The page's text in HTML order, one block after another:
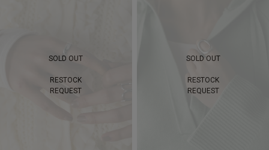
SOLD OUT
RESTOCK
REQUEST
SOLD OUT
RESTOCK
REQUEST